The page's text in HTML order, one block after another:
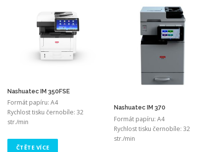
Nashuatec IM 350FSE
Formát papíru: A4
Rychlost tisku černobíle: 32
str./min
ČTĚTE VÍCE
Nashuatec IM 370
Formát papíru: A4
Rychlost tisku černobíle: 32
str./min